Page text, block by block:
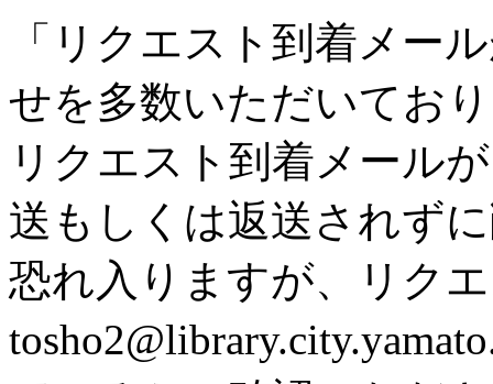
「リクエスト到着メー
せを多数いただいてお
リクエスト到着メール
送もしくは返送されず
恐れ入りますが、リク